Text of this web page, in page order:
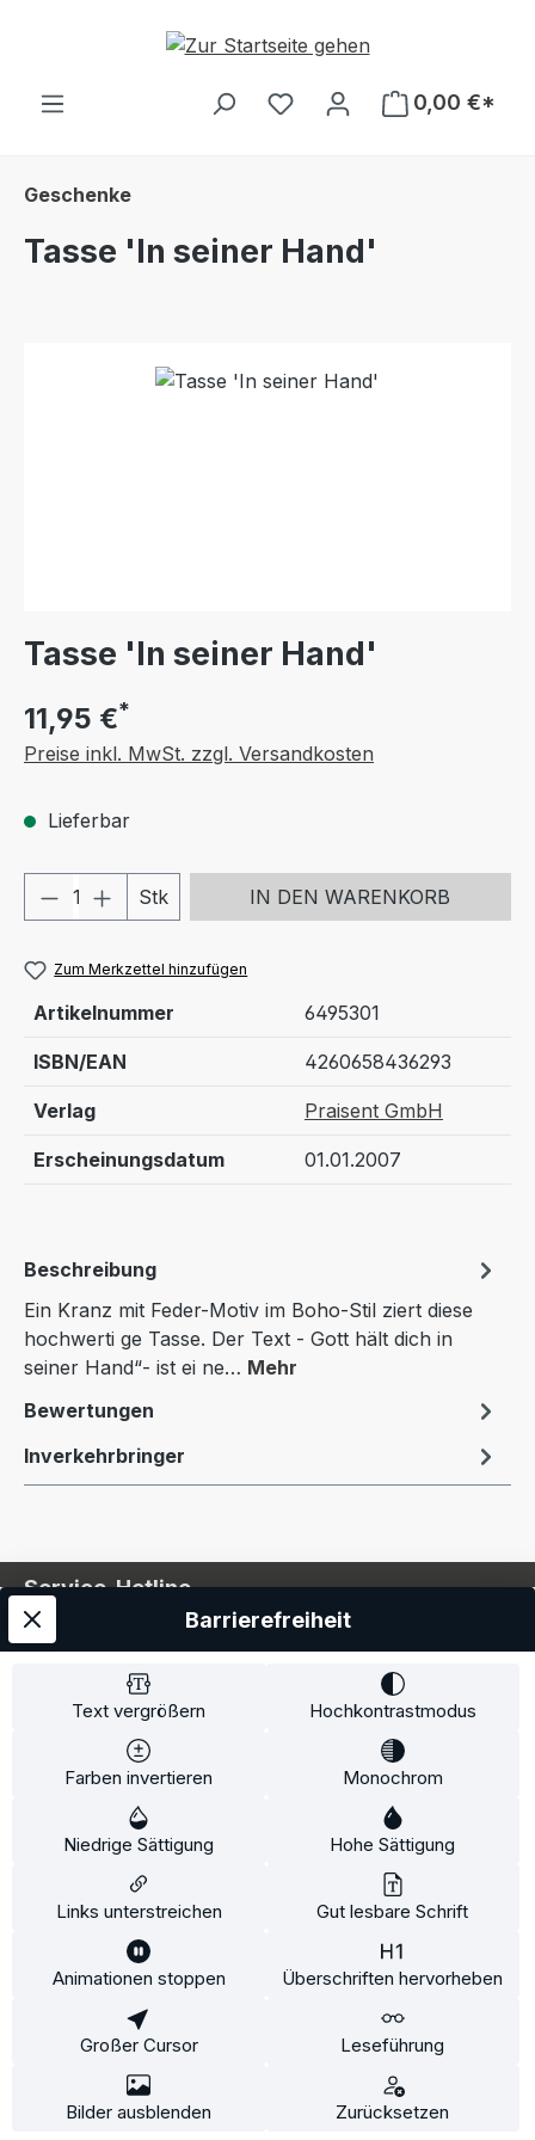
Zum Hauptinhalt springen
Du hast 0 Produkte auf
0,00 €*
Geschenke
Tasse 'In seiner Hand'
Tasse 'In seiner Hand'
11,95 €*
Preise inkl. MwSt. zzgl. Versandkosten
Lieferbar
Produkt Anzahl: Gib den
Stk IN DEN WARENKORB
Zum Merkzettel hinzufügen
Artikelnummer 6495301
ISBN/EAN 4260658436293
Verlag Praisent GmbH
Erscheinungsdatum 01.01.2007
Beschreibung
Ein Kranz mit Feder-Motiv im Boho-Stil ziert diese
hochwerti ge Tasse. Der Text - Gott hält dich in
seiner Hand“- ist ei ne… Mehr
Bewertungen
Inverkehrbringer
Service-Hotline
Service
Information
* Alle Preise inkl. gesetzl. Mehrwertsteuer zzgl.
und ggf. Nachnahmegebühren, wenn
Text vergrößern Hochkontrastmodus
Farben invertieren Monochrom
Niedrige Sättigung Hohe Sättigung
Links unterstreichen Gut lesbare Schrift
Animationen stoppen Überschriften hervorheben
Großer Cursor Leseführung
Bilder ausblenden Zurücksetzen
Barrierefreiheit
Diese Website verwendet Cookies, um eine bestmögliche
Erfahrung bieten zu können.
Mehr Informationen ...
Nur technisch notwendige
Alle Cookies akzeptieren